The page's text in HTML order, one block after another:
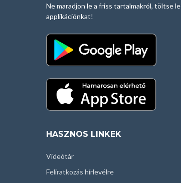
Ne maradjon le a friss tartalmakról, töltse le
applikációnkat!
HASZNOS LINKEK
Videótár
Feliratkozás hírlevélre